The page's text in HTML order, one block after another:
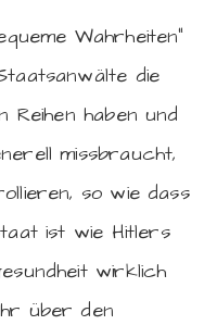
Wahrheiten“
die
Reihen haben und
missbraucht,
so wie dass
ist wie Hitlers
wirklich
über den